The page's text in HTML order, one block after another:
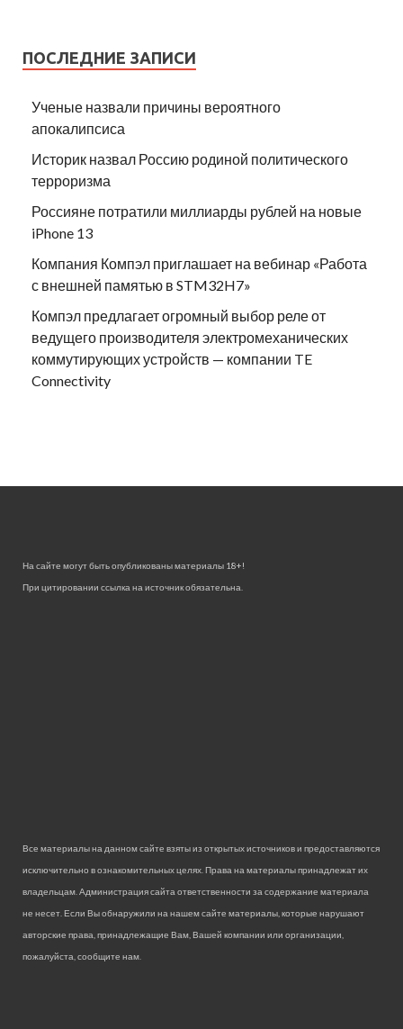
ПОСЛЕДНИЕ ЗАПИСИ
Ученые назвали причины вероятного
апокалипсиса
Историк назвал Россию родиной политического
терроризма
Россияне потратили миллиарды рублей на новые
iPhone 13
Компания Компэл приглашает на вебинар «Работа
с внешней памятью в STM32H7»
Компэл предлагает огромный выбор реле от
ведущего производителя электромеханических
коммутирующих устройств — компании TE
Connectivity
На сайте могут быть опубликованы материалы 18+!
При цитировании ссылка на источник обязательна.
Все материалы на данном сайте взяты из открытых источников и предоставляются
исключительно в ознакомительных целях. Права на материалы принадлежат их
владельцам. Администрация сайта ответственности за содержание материала
не несет. Если Вы обнаружили на нашем сайте материалы, которые нарушают
авторские права, принадлежащие Вам, Вашей компании или организации,
пожалуйста, сообщите нам.